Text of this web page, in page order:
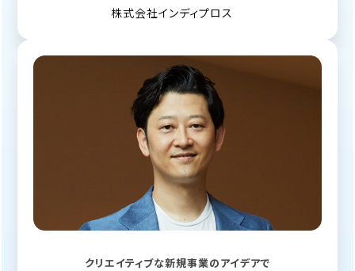
株式会社インディプロス
クリエイティブな新規事業のアイデアで